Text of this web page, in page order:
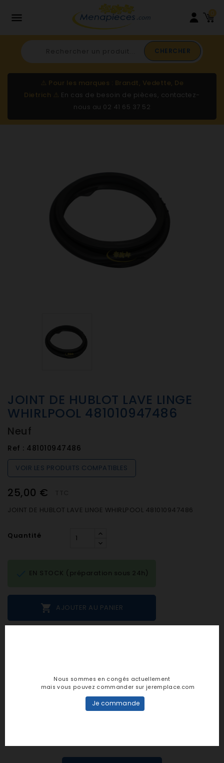
 0
CHERCHER
⚠️ Pour les marques : Brandt, Vedette, De
Dietrich ⚠️ En cas de besoin de pièces, contactez-
nous au 02 41 65 37 52
JOINT DE HUBLOT LAVE LINGE
WHIRLPOOL 481010947486
Neuf
Ref : 481010947486
VOIR LES PRODUITS COMPATIBLES
25,00 €
JOINT DE HUBLOT LAVE LINGE WHIRLPOOL 481010947486
Quantité
 AJOUTER AU PANIER
EN STOCK (préparation sous 24h)
personne n'a encore posté d'avis
dans cette langue
Nous sommes en congés actuellement
mais vous pouvez commander sur jeremplace.com
Je commande